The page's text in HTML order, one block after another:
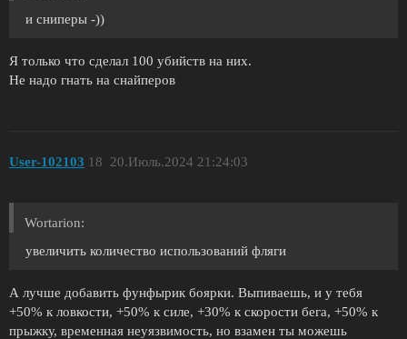
и сниперы -))
Я только что сделал 100 убийств на них.
Не надо гнать на снайперов
User-102103 20.Июль.2024 21:24:03
18
Wortarion:
увеличить количество использований фляги
А лучше добавить фунфырик боярки. Выпиваешь, и у тебя
+50% к ловкости, +50% к силе, +30% к скорости бега, +50% к
прыжку, временная неуязвимость, но взамен ты можешь